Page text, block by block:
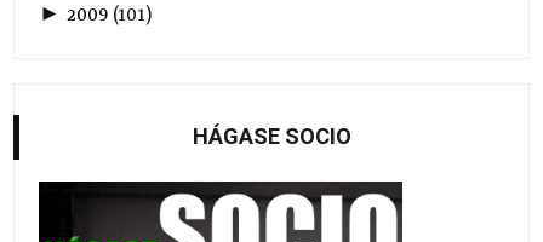
► 2009 (101)
HÁGASE SOCIO